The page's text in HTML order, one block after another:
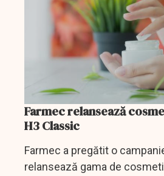
Farmec relansează
H3 Classic
Farmec a pregătit o
relansează gama de